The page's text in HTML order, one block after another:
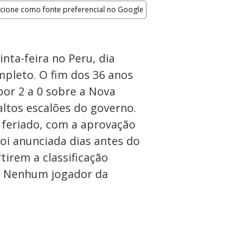
como fonte preferencial no Google
feira no Peru, dia
O fim dos 36 anos
2 a 0 sobre a Nova
escalões do governo.
com a aprovação
anunciada dias antes do
a classificação
jogador da